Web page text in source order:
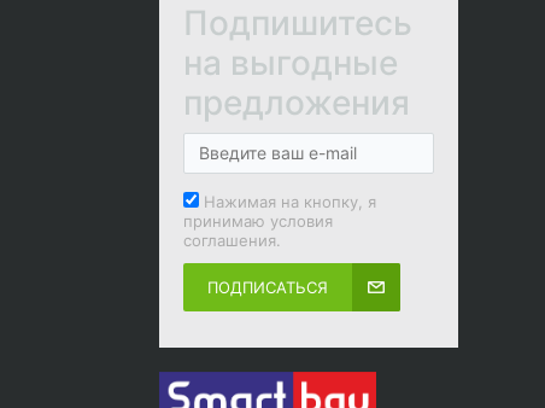
Подпишитесь
на выгодные
предложения
Нажимая на кнопку, я
принимаю условия
соглашения.
ПОДПИСАТЬСЯ